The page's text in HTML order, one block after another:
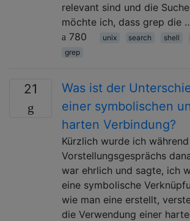
relevant sind und die
möchte ich, dass grep die
780
unix search shell
grep
21
Was ist der
einer symbolischen
harten Verbindung?
Kürzlich wurde ich
Vorstellungsgesprächs
war ehrlich und sagte, ich
eine symbolische
wie man eine erstellt,
die Verwendung einer